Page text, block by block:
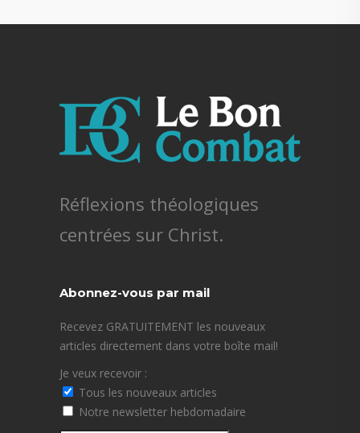
Réflexions théologiques
centrées sur Christ.
Abonnez-vous par mail
Recevez GRATUITEMENT les nouveaux
articles directement dans votre boîte mail!
Je veux recevoir :
Tous les nouveaux articles
Notre newsletter hebdomadaire